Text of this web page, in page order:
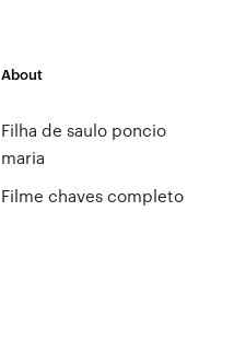
About
Filha de saulo poncio
maria
Filme chaves completo